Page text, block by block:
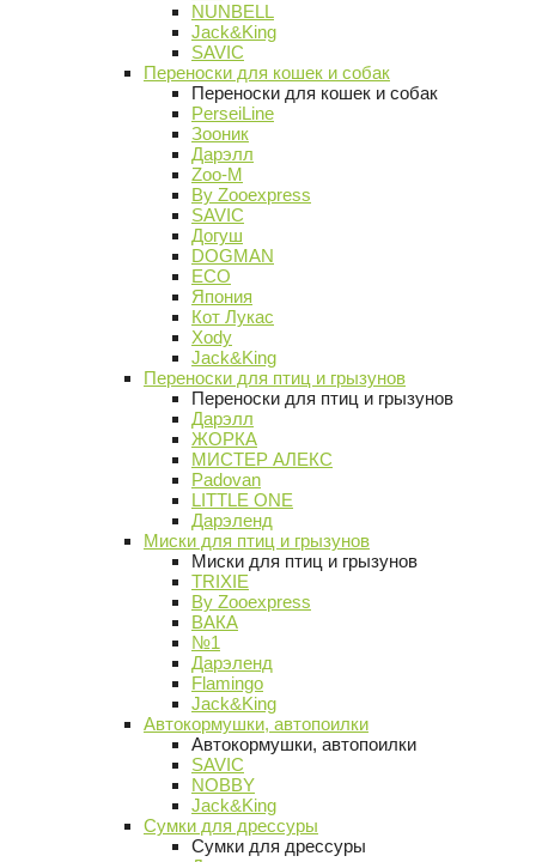
NUNBELL
Jack&King
SAVIC
Переноски для кошек и собак
Переноски для кошек и собак
PerseiLine
Зооник
Дарэлл
Zoo-M
By Zooexpress
SAVIC
Догуш
DOGMAN
ECO
Япония
Кот Лукас
Xody
Jack&King
Переноски для птиц и грызунов
Переноски для птиц и грызунов
Дарэлл
ЖОРКА
МИСТЕР АЛЕКС
Padovan
LITTLE ONE
Дарэленд
Миски для птиц и грызунов
Миски для птиц и грызунов
TRIXIE
By Zooexpress
ВАКА
№1
Дарэленд
Flamingo
Jack&King
Автокормушки, автопоилки
Автокормушки, автопоилки
SAVIC
NOBBY
Jack&King
Сумки для дрессуры
Сумки для дрессуры